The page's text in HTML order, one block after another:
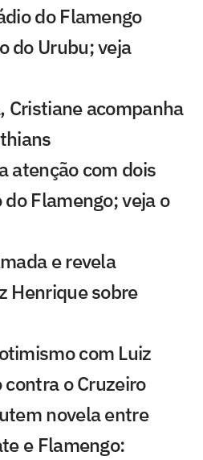
do Flamengo
do Urubu; veja
Cristiane acompanha
atenção com dois
Flamengo; veja o
e revela
Henrique sobre
com Luiz
o Cruzeiro
novela entre
e Flamengo: